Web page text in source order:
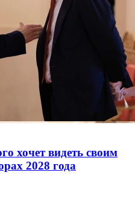
хочет видеть своим
2028 года